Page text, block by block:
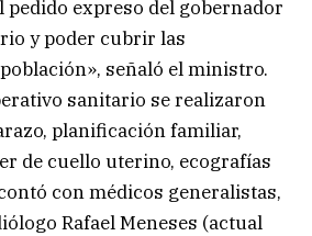
pedido expreso del gobernador
y poder cubrir las
señaló el ministro.
sanitario se realizaron
planificación familiar,
de cuello uterino, ecografías
con médicos generalistas,
Rafael Meneses (actual